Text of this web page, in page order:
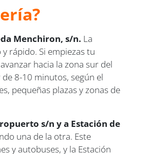
Menchiron, s/n. La
rápido. Si empiezas tu
hacia la zona sur del
8-10 minutos, según el
pequeñas plazas y zonas de
s/n y a Estación de
una de la otra. Este
y autobuses, y la Estación